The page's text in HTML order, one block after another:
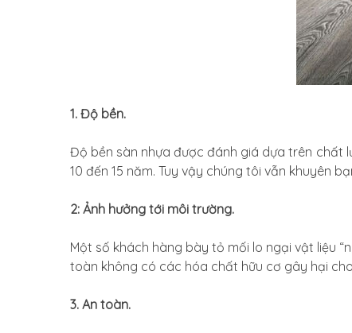
1. Độ bền.
Độ bền sàn nhựa được đánh giá dựa trên chất
10 đến 15 năm. Tuy vậy chúng tôi vẫn khuyên
2: Ảnh hưởng tới môi trường.
Một số khách hàng bày tỏ mối lo ngại vật liệu
toàn không có các hóa chất hữu cơ gây hại
3. An toàn.